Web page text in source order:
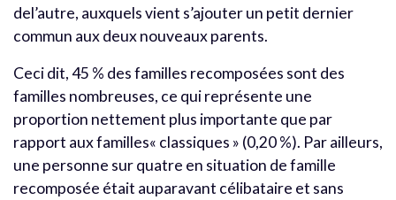
del’autre, auxquels vient s’ajouter un petit dernier
commun aux deux nouveaux parents.
Ceci dit, 45 % des familles recomposées sont des
familles nombreuses, ce qui représente une
proportion nettement plus importante que par
rapport aux familles« classiques » (0,20 %). Par ailleurs,
une personne sur quatre en situation de famille
recomposée était auparavant célibataire et sans